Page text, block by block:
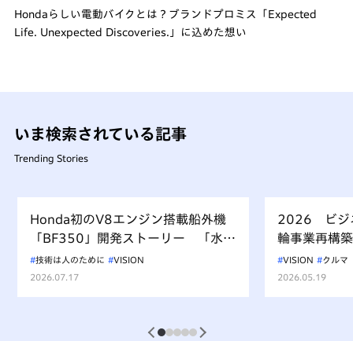
Hondaらしい電動バイクとは？ブランドプロミス「Expected
Life. Unexpected Discoveries.」に込めた想い
いま検索されている記事
Trending Stories
Honda初のV8エンジン搭載船外機
「BF350」開発ストーリー 「水上
を走るもの、水を汚すべからず」を
受け継ぐ挑戦
技術は人のために
VISION
2026.07.17
2026 ビジ
輪事業再構
VISION
クルマ
2026.05.19
1 2 3 4 5